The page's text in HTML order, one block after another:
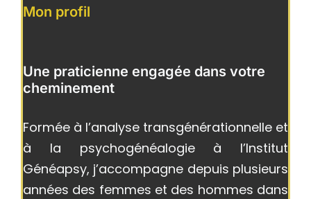
Mon profil
Une praticienne engagée dans votre
cheminement
Formée à l’analyse transgénérationnelle et
à la psychogénéalogie à l’Institut
Généapsy, j’accompagne depuis plusieurs
années des femmes et des hommes dans